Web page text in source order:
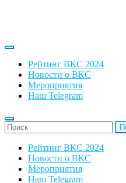
Рейтинг ВКС 2024
Новости о ВКС
Мероприятия
Наш Telegram
'Найти:
Рейтинг ВКС 2024
Новости о ВКС
Мероприятия
Наш Telegram